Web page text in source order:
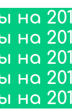
на
на
на
на
на